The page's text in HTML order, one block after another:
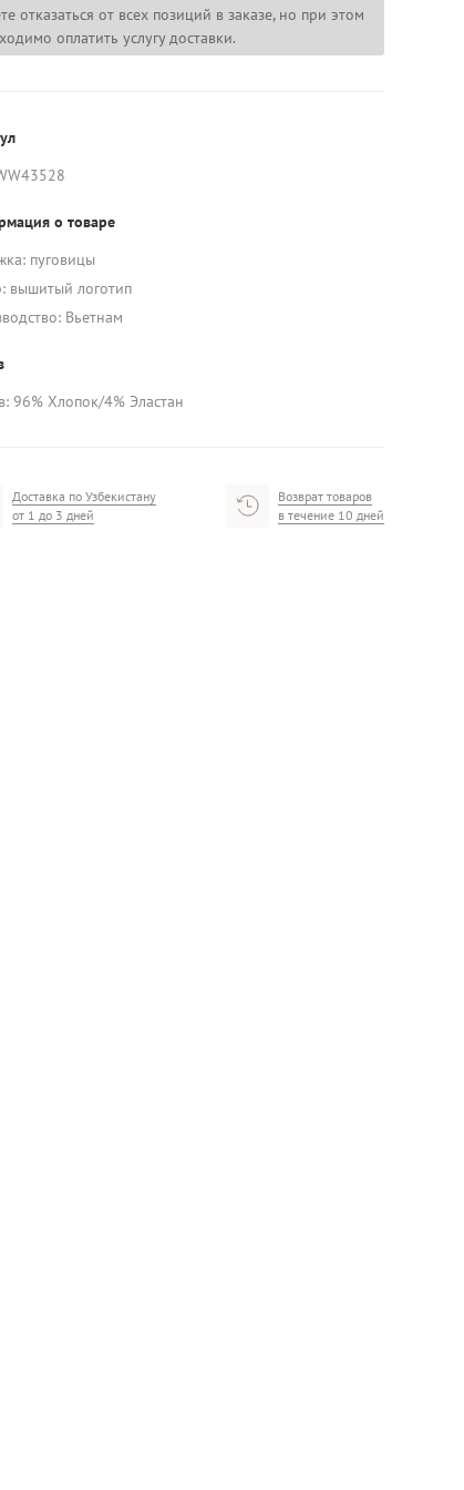
отказаться от всех позиций в заказе, но при этом
оплатить услугу доставки.
о товаре
пуговицы
вышитый логотип
Вьетнам
96% Хлопок/4% Эластан
Доставка по Узбекистану
от 1 до 3 дней
Возврат товаров
в течение 10 дней